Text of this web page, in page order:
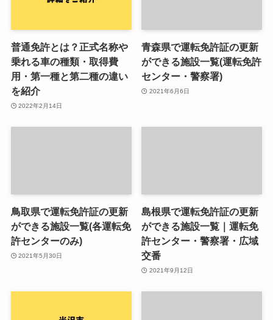
普通免許とは？正式名称や
乗れる車の種類・取得費
用・第一種と第二種の違い
を紹介
2022年2月14日
青森県で運転免許証の更新
ができる施設一覧(運転免許
センター・警察署)
2021年6月6日
鳥取県で運転免許証の更新
ができる施設一覧(各運転免
許センターのみ)
2021年5月30日
島根県で運転免許証の更新
ができる施設一覧｜運転免
許センター・警察署・広域
交番
2021年9月12日